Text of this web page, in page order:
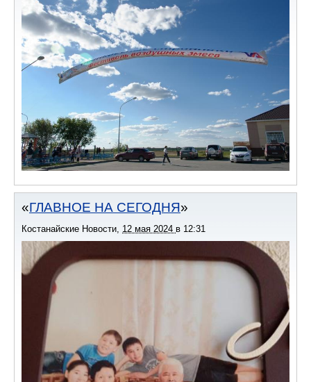
ГЛАВНОЕ НА СЕГОДНЯ
Костанайские Новости 12 мая 2024 в 12:31